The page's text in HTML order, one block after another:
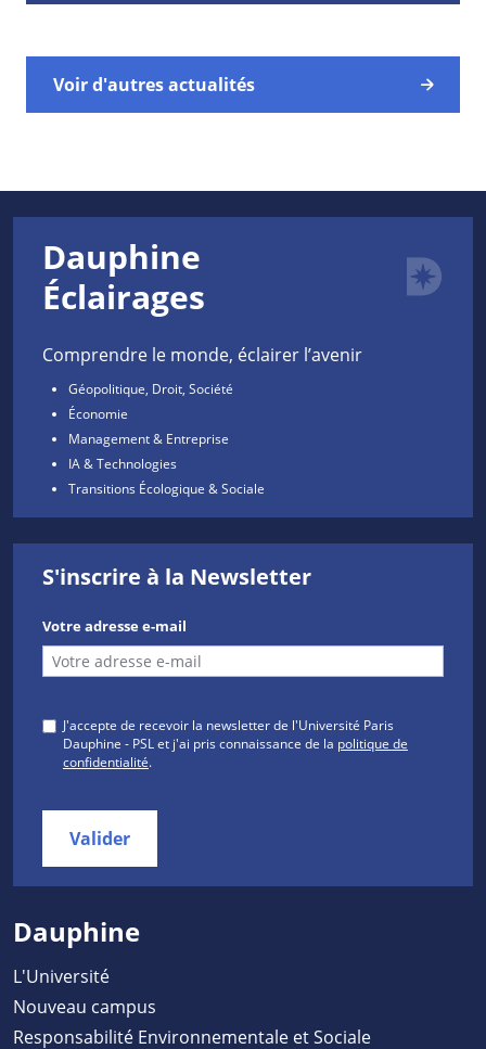
Voir d'autres actualités
Dauphine
Éclairages
Comprendre le monde, éclairer l’avenir
Géopolitique, Droit, Société
Économie
Management & Entreprise
IA & Technologies
Transitions Écologique & Sociale
S'inscrire à la Newsletter
Votre adresse e-mail
J'accepte de recevoir la newsletter de l'Université Paris
Dauphine - PSL et j'ai pris connaissance de la politique de
confidentialité.
Valider
Dauphine
L'Université
Nouveau campus
Responsabilité Environnementale et Sociale